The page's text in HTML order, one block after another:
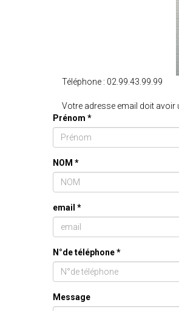
Téléphone : 02.99.43.99.99
Votre adresse email doit avoir
Prénom *
NOM *
email *
N°de téléphone *
Message